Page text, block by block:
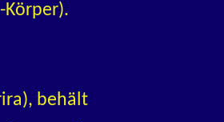
Körper).
behält